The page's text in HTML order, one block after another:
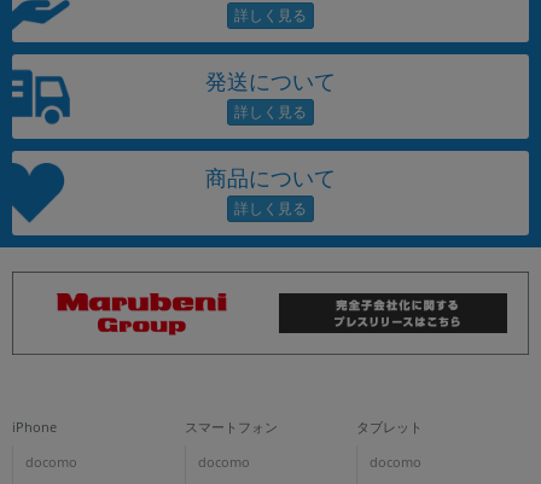
発送について
商品について
iPhone
docomo
スマートフォン
docomo
タブレット
docomo